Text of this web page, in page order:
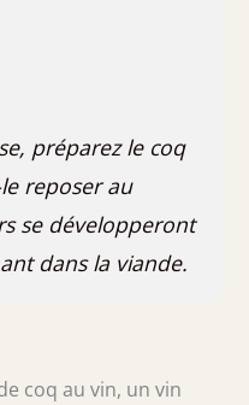
préparez le coq
reposer au
se développeront
dans la viande.
coq au vin, un vin